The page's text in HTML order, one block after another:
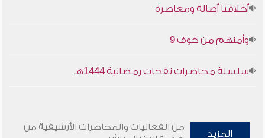
أخلاقنا أصالة ومعاصرة
وأمنهم من خوف 9
سلسلة محاضرات نفحات رمضانية 1444هـ
المزيد
من الفعاليات والمحاضرات الأرشيفية من